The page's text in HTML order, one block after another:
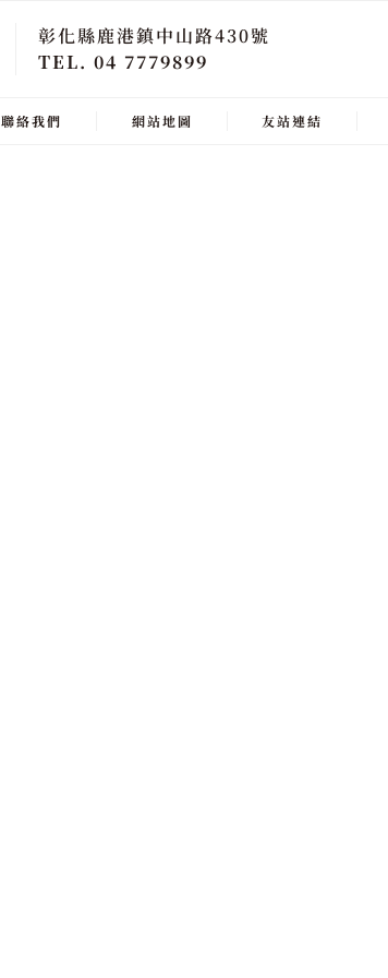
彰化縣鹿港鎮中山路430號
TEL. 04 7779899
聯絡我們 網站地圖 友站連結